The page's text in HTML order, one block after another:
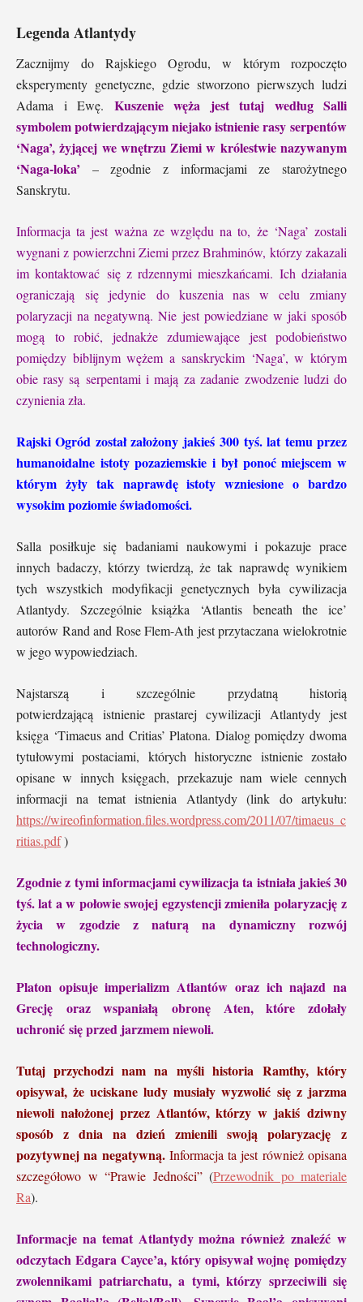
Legenda Atlantydy
Zacznijmy do Rajskiego Ogrodu, w którym rozpoczęto
eksperymenty genetyczne, gdzie stworzono pierwszych ludzi
Adama i Ewę. Kuszenie węża jest tutaj według Salli
symbolem potwierdzającym niejako istnienie rasy serpentów
‘Naga’, żyjącej we wnętrzu Ziemi w królestwie nazywanym
‘Naga-loka’ – zgodnie z informacjami ze starożytnego
Sanskrytu.
Informacja ta jest ważna ze względu na to, że ‘Naga’ zostali
wygnani z powierzchni Ziemi przez Brahminów, którzy zakazali
im kontaktować się z rdzennymi mieszkańcami. Ich działania
ograniczają się jedynie do kuszenia nas w celu zmiany
polaryzacji na negatywną. Nie jest powiedziane w jaki sposób
mogą to robić, jednakże zdumiewające jest podobieństwo
pomiędzy biblijnym wężem a sanskryckim ‘Naga’, w którym
obie rasy są serpentami i mają za zadanie zwodzenie ludzi do
czynienia zła.
Rajski Ogród został założony jakieś 300 tyś. lat temu przez
humanoidalne istoty pozaziemskie i był ponoć miejscem w
którym żyły tak naprawdę istoty wzniesione o bardzo
wysokim poziomie świadomości.
Salla posiłkuje się badaniami naukowymi i pokazuje prace
innych badaczy, którzy twierdzą, że tak naprawdę wynikiem
tych wszystkich modyfikacji genetycznych była cywilizacja
Atlantydy. Szczególnie książka ‘Atlantis beneath the ice’
autorów Rand and Rose Flem-Ath jest przytaczana wielokrotnie
w jego wypowiedziach.
Najstarszą i szczególnie przydatną historią
potwierdzającą istnienie prastarej cywilizacji Atlantydy jest
księga ‘Timaeus and Critias’ Platona. Dialog pomiędzy dwoma
tytułowymi postaciami, których historyczne istnienie zostało
opisane w innych księgach, przekazuje nam wiele cennych
informacji na temat istnienia Atlantydy (link do artykułu:
https://wireofinformation.files.wordpress.com/2011/07/timaeus_c
ritias.pdf)
Zgodnie z tymi informacjami cywilizacja ta istniała jakieś 30
tyś. lat a w połowie swojej egzystencji zmieniła polaryzację z
życia w zgodzie z naturą na dynamiczny rozwój
technologiczny.
Platon opisuje imperializm Atlantów oraz ich najazd na
Grecję oraz wspaniałą obronę Aten, które zdołały
uchronić się przed jarzmem niewoli.
Tutaj przychodzi nam na myślihistoria Ramthy,który
opisywał, że uciskane ludy musiały wyzwolić się z jarzma
niewoli nałożonej przez Atlantów, którzy w jakiś dziwny
sposób z dnia na dzień zmienili swoją polaryzację z
pozytywnej na negatywną. Informacja ta jest również opisana
szczegółowo w “Prawie Jedności”(Przewodnik po materiale
Ra).
Informacje na temat Atlantydy można również znaleźć w
odczytach Edgara Cayce’a, który opisywał wojnę pomiędzy
zwolennikami patriarchatu, a tymi, którzy sprzeciwili się